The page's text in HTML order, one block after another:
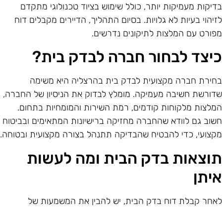
מעמיקות יותר, כולל שימוש בציוד טכנולוגי מתקדם
בעיות לא גלויות. בסיום התהליך, הדיירים מקבלים דוח
עם המלצות לתיקונים נדרשים.
לבחור חברה לבדק בית?
חברה מקצועית לבדק בית בהרצליה היא משימה
חשיבה מעמיקה. מומלץ לבדוק את הניסיון של החברה,
מלקוחות קודמים, רמת השירות והמומחיות בתחום.
גם לוודא שהחברה מחזיקה ברישיונות המתאימים ובביטוח
כדי להבטיח שהבדיקה תתנהל בצורה מקצועית ובטוחה.
בדק הבית ומה לעשות
קבלת דוח בדק הבית, יש להבין את המשמעות של